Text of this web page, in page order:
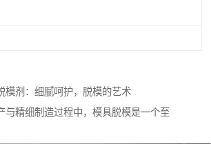
模剂：细腻呵护，脱模的艺术
与精细制造过程中，模具脱模是一个至